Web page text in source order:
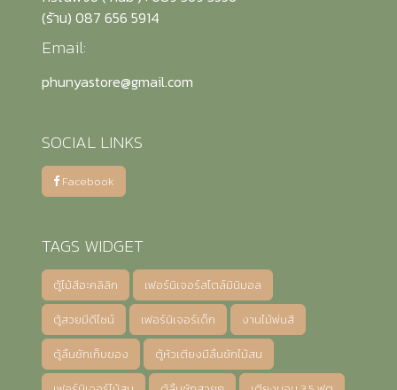
(รัาน) 087 656 5914
Email:
phunyastore@gmail.com
SOCIAL LINKS
Facebook
TAGS WIDGET
ตู้ไม้สีอะคลิลิก เฟอร์นิเจอร์สไตล์มินิมอล
ตู้สวยมีดีไซน์ เฟอร์นิเจอร์เด็ก งานไม้พ่นสี
ตู้ลิ้นชักเก็บของ ตู้หัวเตียงมีลิ้นชักไม้สน